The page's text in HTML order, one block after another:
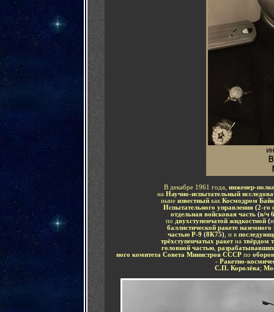
В декабре 1961 года, инженер-
на Научно-испытательный
ныне известный как Космодром
Испытательного управления(2-го
отдельная войсковая часть (в/ч
по двухступенчатой жидкостной(
баллистической ракете наземного
частью Р-9 (8К75), и в
трёхступенчатых ракетна твёрдом
головной частью,
ного комитета Совета Министров СССР по
- Ракетно-
С.П. Королёва;